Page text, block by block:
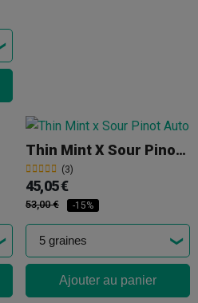
Thin Mint X Sour Pinot Auto
(3)
45,05 €
53,00 € -15%
Ajouter au panier